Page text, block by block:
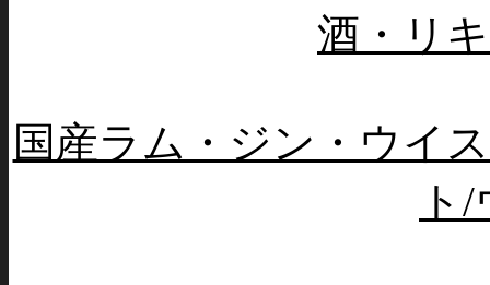
酒・リ
国産ラム・ジン・ウイ
ト